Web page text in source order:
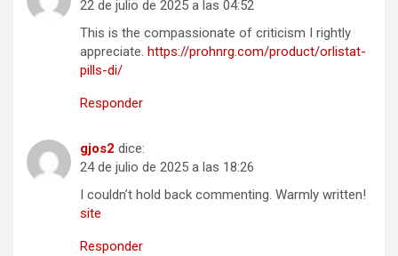
22 de julio de 2025 a las 04:52
This is the compassionate of criticism I rightly
appreciate. https://prohnrg.com/product/orlistat-
pills-di/
Responder
gjos2 dice:
24 de julio de 2025 a las 18:26
I couldn’t hold back commenting. Warmly written!
site
Responder